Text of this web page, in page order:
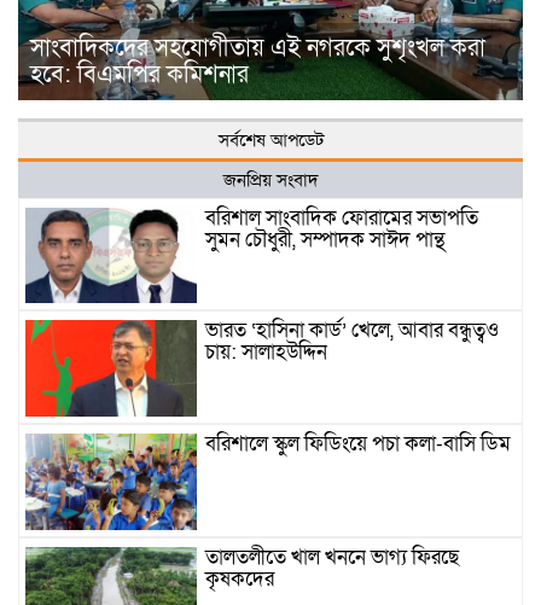
সাংবাদিকদের সহযোগীতায় এই নগরকে সুশৃংখল করা
হবে: বিএমপির কমিশনার
সর্বশেষ আপডেট
জনপ্রিয় সংবাদ
বরিশাল সাংবাদিক ফোরামের সভাপতি
সুমন চৌধুরী, সম্পাদক সাঈদ পান্থ
ভারত ‘হাসিনা কার্ড’ খেলে, আবার বন্ধুত্বও
চায়: সালাহউদ্দিন
বরিশালে স্কুল ফিডিংয়ে পচা কলা-বাসি ডিম
তালতলীতে খাল খননে ভাগ্য ফিরছে
কৃষকদের